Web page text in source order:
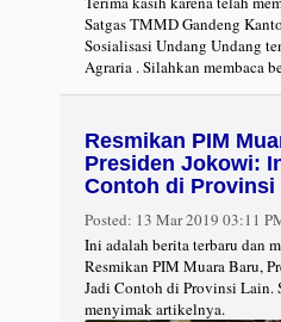
Satgas TMMD Gandeng
Sosialisasi Undang Undang
Agraria . Silahkan membaca
Resmikan PIM
Presiden Jokowi:
Contoh di Provinsi
Posted: 13 Mar 2019 03:11
Ini adalah berita terbaru dan
Resmikan PIM Muara Baru,
Jadi Contoh di Provinsi Lain.
menyimak artikelnya.